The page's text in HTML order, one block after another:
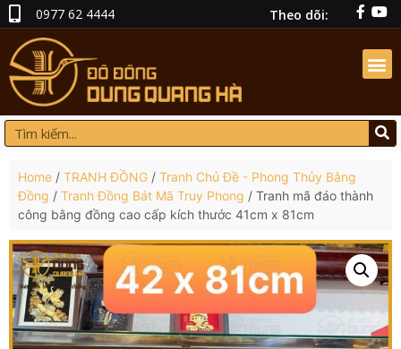
0977 62 4444 Theo dõi:
Home / TRANH ĐỒNG / Tranh Chủ Đề - Phong Thủy Bằng
Đồng / Tranh Đồng Bát Mã Truy Phong / Tranh mã đáo thành
công bằng đồng cao cấp kích thước 41cm x 81cm